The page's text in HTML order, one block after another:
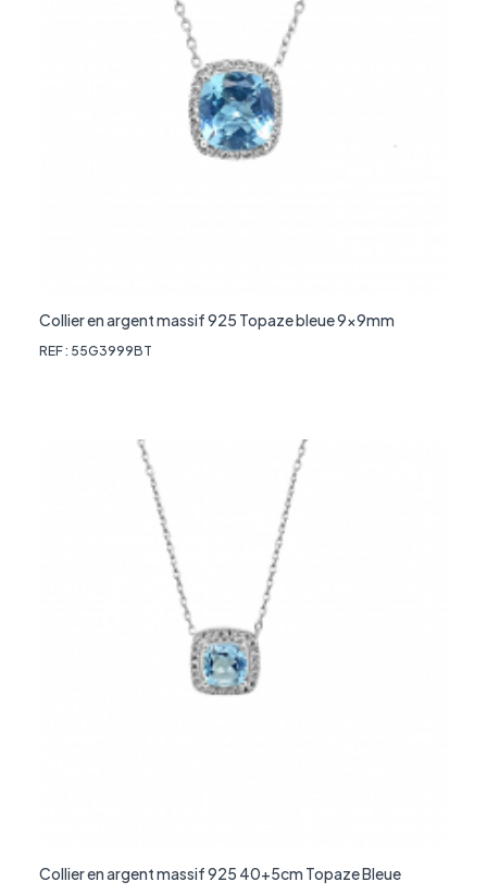
Collier en argent massif 925 Topaze bleue 9x9mm
REF : 55G3999BT
Collier en argent massif 925 40+5cm Topaze Bleue